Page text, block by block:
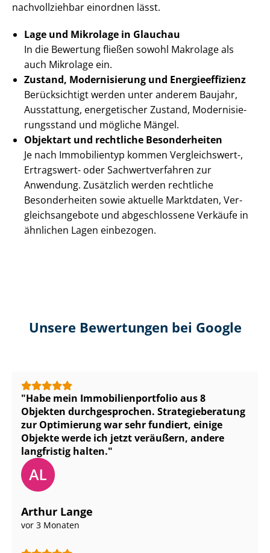
nachvollziehbar einordnen lässt.
Lage und Mikrolage in Glauchau
In die Bewertung fließen sowohl Makrolage als
auch Mikrolage ein.
Zustand, Modernisierung und En­er­gie­ef­fi­zi­enz
Berücksichtigt werden unter anderem Baujahr,
Ausstattung, energetischer Zustand, Mo­der­ni­sie­
rungs­stand und mögliche Mängel.
Objektart und rechtliche Besonderheiten
Je nach Immobilientyp kommen Vergleichswert-,
Ertragswert- oder Sach­wert­ver­fah­ren zur
Anwendung. Zusätzlich werden rechtliche
Besonderheiten sowie aktuelle Marktdaten, Ver­
gleichs­an­ge­bo­te und abgeschlossene Verkäufe in
ähnlichen Lagen einbezogen.
Unsere Bewertungen bei Google
Habe mein Im­mo­bi­li­en­port­fo­lio aus 8
Objekten durchgesprochen. Stra­te­gie­be­ra­tung
zur Optimierung war sehr fundiert, einige
Objekte werde ich jetzt veräußern, andere
langfristig halten.
Arthur Lange
vor 3 Monaten